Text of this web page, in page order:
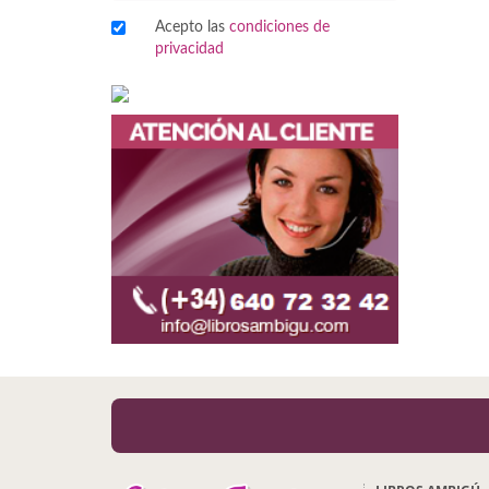
Acepto las condiciones de
privacidad